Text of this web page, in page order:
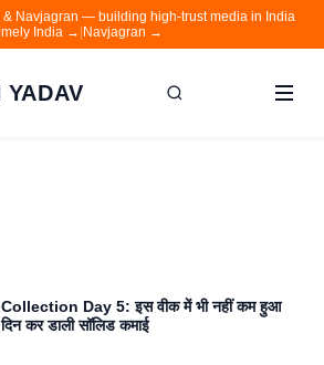
& Navjagran — building high-trust media in India
India → Navjagran →
YADAV
Day 5: इस वीक में भी नहीं कम हुआ
कर डाली सॉलिड कमाई